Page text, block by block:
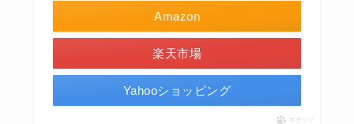
Amazon
楽天市場
Yahooショッピング
ポチップ